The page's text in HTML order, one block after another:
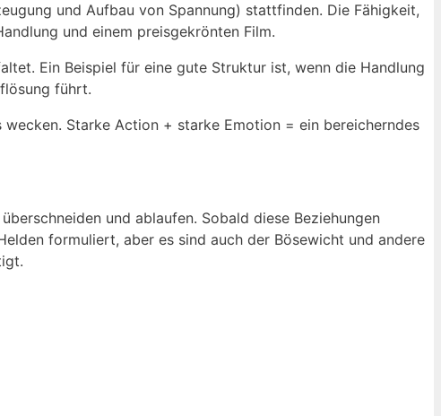
und Aufbau von Spannung) stattfinden. Die Fähigkeit,
und einem preisgekrönten Film.
Ein Beispiel für eine gute Struktur ist, wenn die Handlung
führt.
Starke Action + starke Emotion = ein bereicherndes
und ablaufen. Sobald diese Beziehungen
formuliert, aber es sind auch der Bösewicht und andere